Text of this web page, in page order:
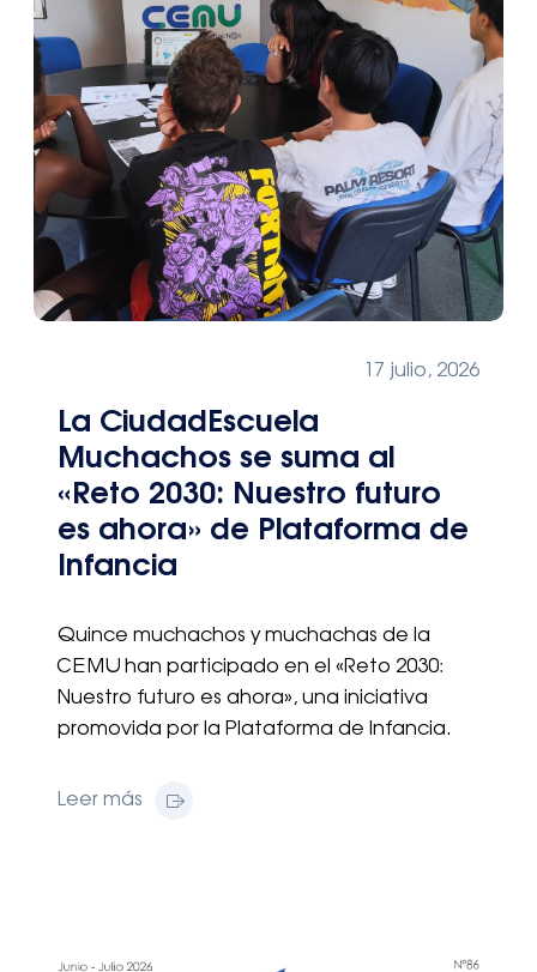
17 julio, 2026
La CiudadEscuela
Muchachos se suma al
«Reto 2030: Nuestro futuro
es ahora» de Plataforma de
Infancia
Quince muchachos y muchachas de la
CEMU han participado en el «Reto 2030:
Nuestro futuro es ahora», una iniciativa
promovida por la Plataforma de Infancia.
Leer más